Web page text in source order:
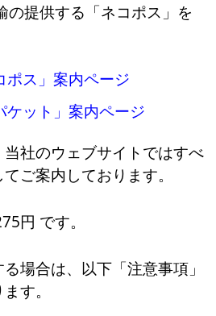
の提供する「ネコポス」を
ポス」案内ページ
ケット」案内ページ
社のウェブサイトではすべ
ご案内しております。
円 です。
場合は、以下「注意事項」
す。